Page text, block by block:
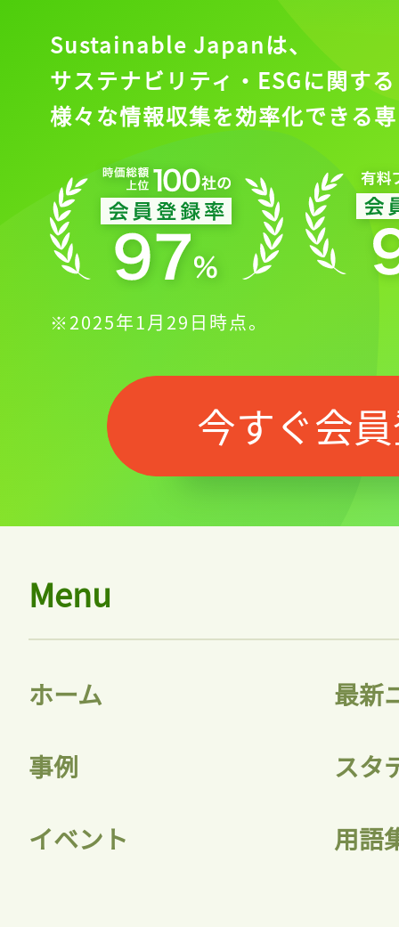
Sustainable Japanは、
サステナビリティ・ESGに関する
様々な情報収集を効率化できる
※2025年1月29日時点。
今すぐ会
Menu
ホーム 最新
事例 スタ
イベント 用語